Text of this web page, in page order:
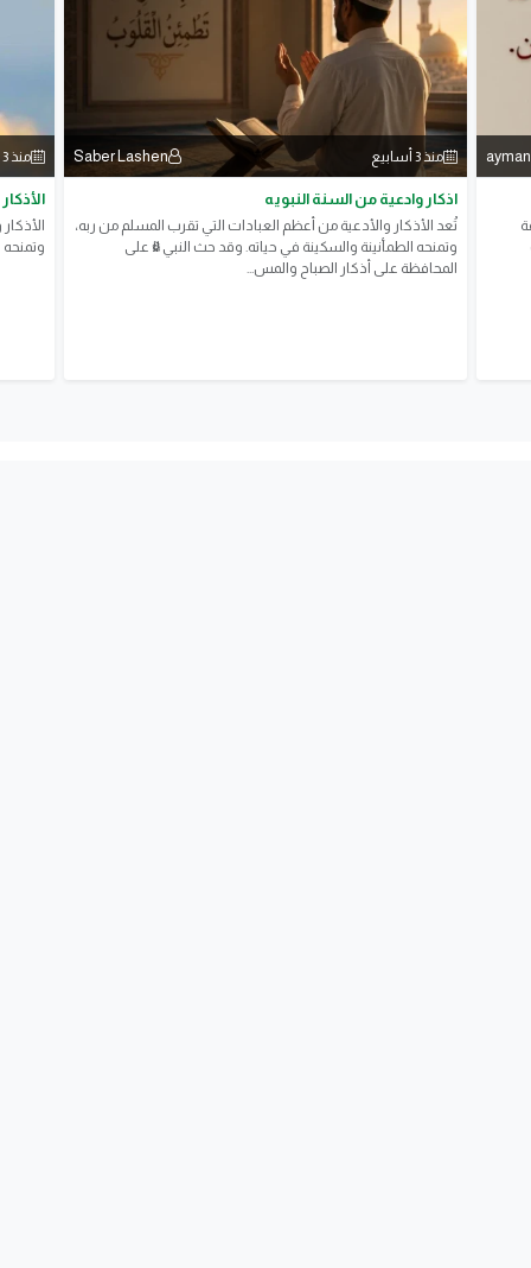
منذ 3 أسابيع Saber Lashen
اذكار وادعية من السنة النبويه
تُعد الأذكار والأدعية من أعظم العبادات التي تقرب المسلم من ربه،
وتمنحه الطمأنينة والسكينة في حياته. وقد حث النبي ﷺ على
المحافظة على أذكار الصباح والمس...
منذ 3 أسابيع